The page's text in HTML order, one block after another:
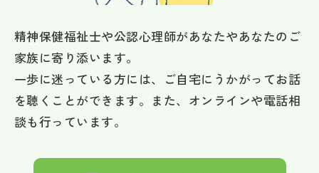
精神保健福祉士や公認心理師があなたやあなたのご
家族に寄り添います。
一歩に迷っている方には、ご自宅にうかがってお話
を聴くことができます。また、オンラインや電話相
談も行っています。